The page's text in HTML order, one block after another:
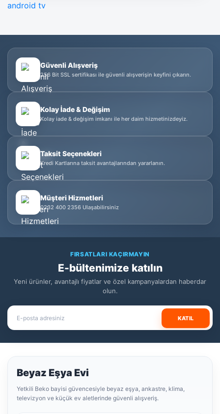
android tv
Güvenli Alışveriş
256 Bit SSL sertifikası ile güvenli alışverişin keyfini çıkarın.
Kolay İade & Değişim
Kolay iade & değişim imkanı ile her daim hizmetinizdeyiz.
Taksit Seçenekleri
Kredi Kartlarına taksit avantajlarından yararlanın.
Müşteri Hizmetleri
0232 400 2356 Ulaşabilirsiniz
FIRSATLARI KAÇIRMAYIN
E-bültenimize katılın
Yeni ürünler, avantajlı fiyatlar ve özel kampanyalardan haberdar
olun.
KATIL
Beyaz Eşya Evi
Yetkili Beko bayisi güvencesiyle beyaz eşya, ankastre, klima,
televizyon ve küçük ev aletlerinde güvenli alışveriş.